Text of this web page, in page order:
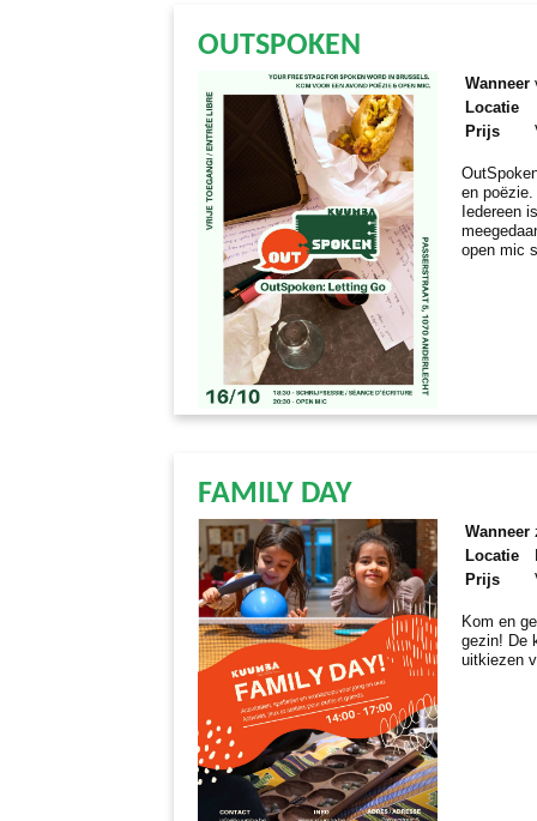
OUTSPOKEN
Wanneer
Locatie
Prijs
en
Iedereen
open mic
FAMILY DAY
Wanneer
Locatie
Prijs
Kom en
gezin! De
uitkiezen